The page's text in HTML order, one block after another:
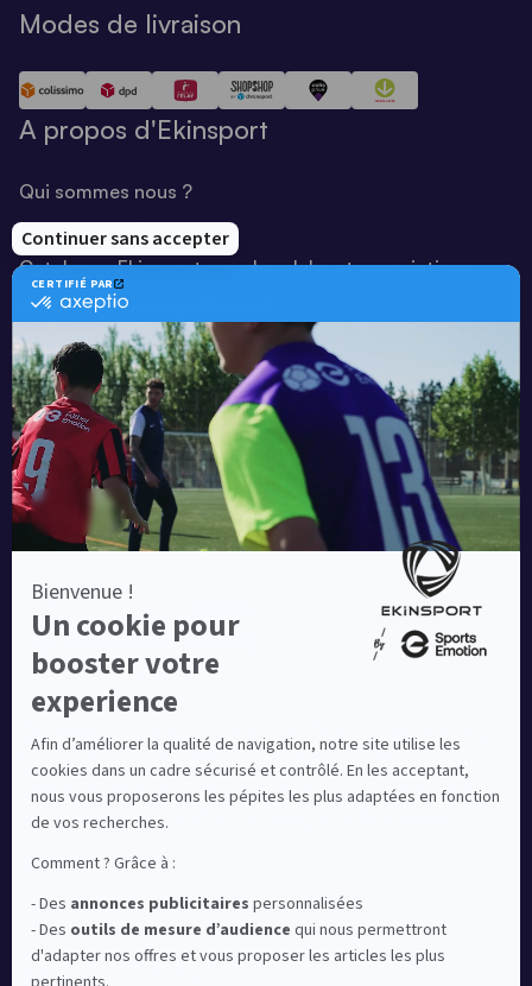
Modes de livraison
A propos d'Ekinsport
Qui sommes nous ?
Notre savoir-faire
Catalogue Ekinsport pour les clubs et associations
Catalogue running Ekinsport
Blog
Une société de :
Equipementier sportif leader en France depuis plus de
10 ans, Ekinsport a été distingué par la rédaction de
Capital dans son classement des « Meilleurs sites de
commerce en ligne 2024 », catégorie Sportswear.
En savoir plus
© EKINSPORT 2026